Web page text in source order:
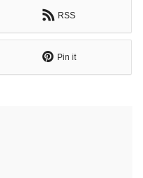
RSS
Pin it